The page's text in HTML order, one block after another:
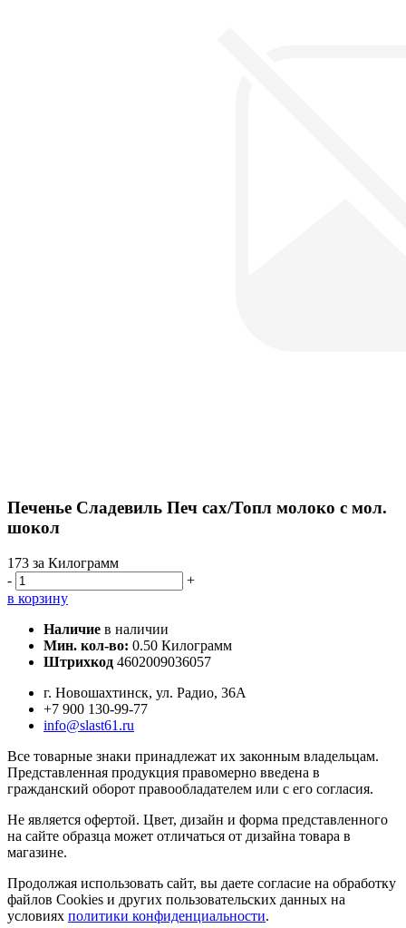
Печенье Сладевиль Печ сах/Топл молоко с мол.
шокол
173 за Килограмм
-
+
в корзину
Наличие в наличии
Мин. кол-во: 0.50 Килограмм
Штрихкод 4602009036057
г. Новошахтинск, ул. Радио, 36А
+7 900 130-99-77
info@slast61.ru
Все товарные знаки принадлежат их законным владельцам.
Представленная продукция правомерно введена в
гражданский оборот правообладателем или с его согласия.
Не является офертой. Цвет, дизайн и форма представленного
на сайте образца может отличаться от дизайна товара в
магазине.
Продолжая использовать сайт, вы даете согласие на обработку
файлов Cookies и других пользовательских данных на
условиях политики конфиденциальности.